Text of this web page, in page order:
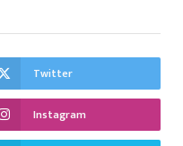
Twitter
Instagram